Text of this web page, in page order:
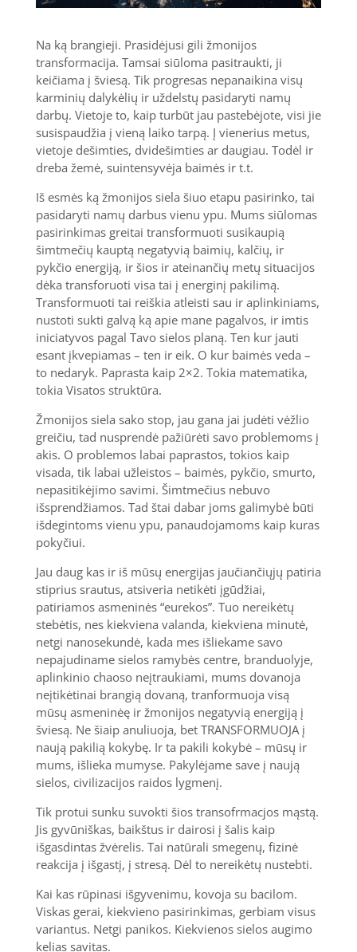
Na ką brangieji. Prasidėjusi gili žmonijos
transformacija. Tamsai siūloma pasitraukti, ji
keičiama į šviesą. Tik progresas nepanaikina visų
karminių dalykėlių ir uždelstų pasidaryti namų
darbų. Vietoje to, kaip turbūt jau pastebėjote, visi jie
susispaudžia į vieną laiko tarpą. Į vienerius metus,
vietoje dešimties, dvidešimties ar daugiau. Todėl ir
dreba žemė, suintensyvėja baimės ir t.t.
Iš esmės ką žmonijos siela šiuo etapu pasirinko, tai
pasidaryti namų darbus vienu ypu. Mums siūlomas
pasirinkimas greitai transformuoti susikaupią
šimtmečių kauptą negatyvią baimių, kalčių, ir
pykčio energiją, ir šios ir ateinančių metų situacijos
dėka transforuoti visa tai į energinį pakilimą.
Transformuoti tai reiškia atleisti sau ir aplinkiniams,
nustoti sukti galvą ką apie mane pagalvos, ir imtis
iniciatyvos pagal Tavo sielos planą. Ten kur jauti
esant įkvepiamas – ten ir eik. O kur baimės veda –
to nedaryk. Paprasta kaip 2×2. Tokia matematika,
tokia Visatos struktūra.
Žmonijos siela sako stop, jau gana jai judėti vėžlio
greičiu, tad nusprendė pažiūrėti savo problemoms į
akis. O problemos labai paprastos, tokios kaip
visada, tik labai užleistos – baimės, pykčio, smurto,
nepasitikėjimo savimi. Šimtmečius nebuvo
išsprendžiamos. Tad štai dabar joms galimybė būti
išdegintoms vienu ypu, panaudojamoms kaip kuras
pokyčiui.
Jau daug kas ir iš mūsų energijas jaučiančiųjų patiria
stiprius srautus, atsiveria netikėti įgūdžiai,
patiriamos asmeninės “eurekos”. Tuo nereikėtų
stebėtis, nes kiekviena valanda, kiekviena minutė,
netgi nanosekundė, kada mes išliekame savo
nepajudiname sielos ramybės centre, branduolyje,
aplinkinio chaoso neįtraukiami, mums dovanoja
neįtikėtinai brangią dovaną, tranformuoja visą
mūsų asmeninėę ir žmonijos negatyvią energiją į
šviesą. Ne šiaip anuliuoja, bet TRANSFORMUOJA į
naują pakilią kokybę. Ir ta pakili kokybė – mūsų ir
mums, išlieka mumyse. Pakylėjame save į naują
sielos, civilizacijos raidos lygmenį.
Tik protui sunku suvokti šios transofrmacjos mąstą.
Jis gyvūniškas, baikštus ir dairosi į šalis kaip
išgasdintas žvėrelis. Tai natūrali smegenų, fizinė
reakcija į išgastį, į stresą. Dėl to nereikėtų nustebti.
Kai kas rūpinasi išgyvenimu, kovoja su bacilom.
Viskas gerai, kiekvieno pasirinkimas, gerbiam visus
variantus. Netgi panikos. Kiekvienos sielos augimo
kelias savitas.